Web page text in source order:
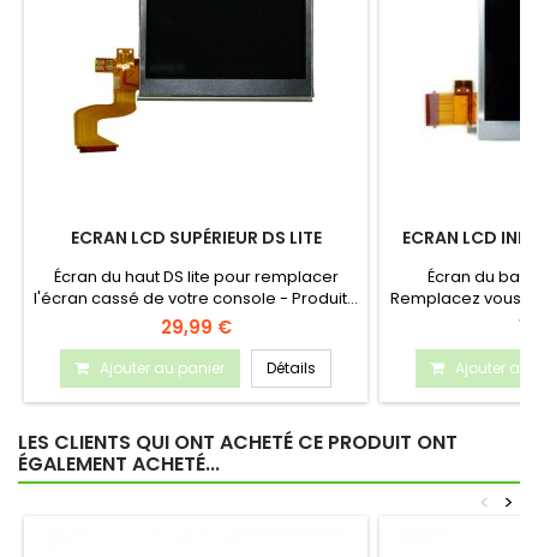
ECRAN LCD SUPÉRIEUR DS LITE
Écran du haut DS lite pour remplacer
l'écran cassé de votre console - Produit...
29,99 €
Ajouter au panier Détails
ECRAN LCD
Écran du bas
Remplacez vous
Ajouter au
LES CLIENTS QUI ONT ACHETÉ CE PRODUIT ONT
ÉGALEMENT ACHETÉ...
>
<